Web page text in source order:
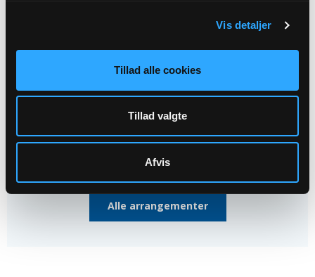
Vis detaljer
Tillad alle cookies
Tillad valgte
Afvis
Lynge Præstegårdslænge, kl. 11:00
30
AUG
Havekoncert i Lynge...
Lynge Præstegårdshave, kl. 14:00
Alle arrangementer